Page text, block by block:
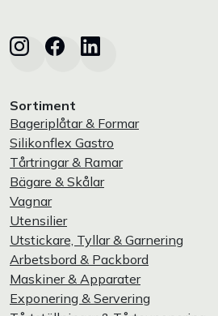
Sortiment
Bageriplåtar & Formar
Silikonflex Gastro
Tårtringar & Ramar
Bägare & Skålar
Vagnar
Utensilier
Utstickare, Tyllar & Garnering
Arbetsbord & Packbord
Maskiner & Apparater
Exponering & Servering